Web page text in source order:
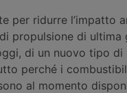
per ridurre l’impatto
propulsione di
di un nuovo tipo di
perché i
al momento